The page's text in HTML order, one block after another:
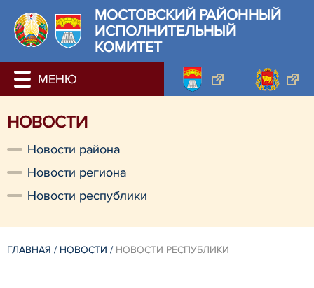
МОСТОВСКИЙ РАЙОННЫЙ
ИСПОЛНИТЕЛЬНЫЙ
КОМИТЕТ
НОВОСТИ
Новости района
Новости региона
Новости республики
ГЛАВНАЯ / НОВОСТИ / НОВОСТИ РЕСПУБЛИКИ